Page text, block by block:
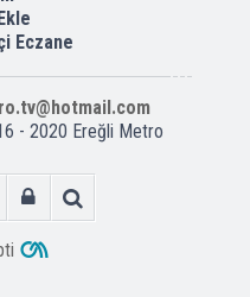
Eczane
- 2020 Ereğli Metro